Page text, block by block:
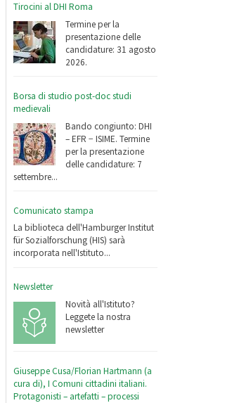
Tirocini al DHI Roma
Termine per la
presentazione delle
candidature: 31 agosto
2026.
Borsa di studio post-doc studi
medievali
Bando congiunto: DHI
– EFR − ISIME. Termine
per la presentazione
delle candidature: 7
settembre...
Comunicato stampa
La biblioteca dell'Hamburger Institut
für Sozialforschung (HIS) sarà
incorporata nell'Istituto...
Newsletter
Novità all'Istituto?
Leggete la nostra
newsletter
Giuseppe Cusa/Florian Hartmann (a
cura di), I Comuni cittadini italiani.
Protagonisti – artefatti – processi